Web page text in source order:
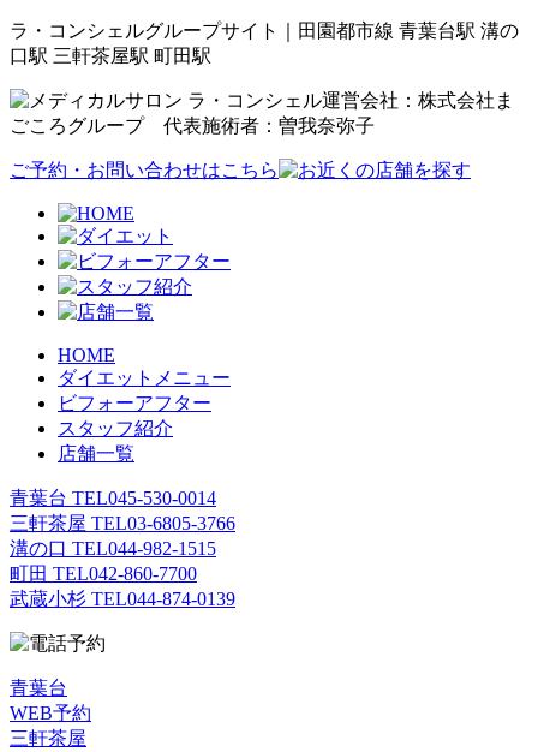
ラ・コンシェルグループサイト｜田園都市線 青葉台駅 溝の
口駅 三軒茶屋駅 町田駅
運営会社：株式会社ま
ごころグループ 代表施術者：曽我奈弥子
ご予約・お問い合わせはこちら
HOME
ダイエットメニュー
ビフォーアフター
スタッフ紹介
店舗一覧
青葉台 TEL045-530-0014
三軒茶屋 TEL03-6805-3766
溝の口 TEL044-982-1515
町田 TEL042-860-7700
武蔵小杉 TEL044-874-0139
青葉台
WEB予約
三軒茶屋